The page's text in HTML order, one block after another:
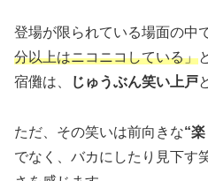
登場が限られている場面の中で
分以上はニコニコしている」
宿儺は、
じゅうぶん笑い上戸
ただ、その笑いは前向きな“
でなく、バカにしたり見下す